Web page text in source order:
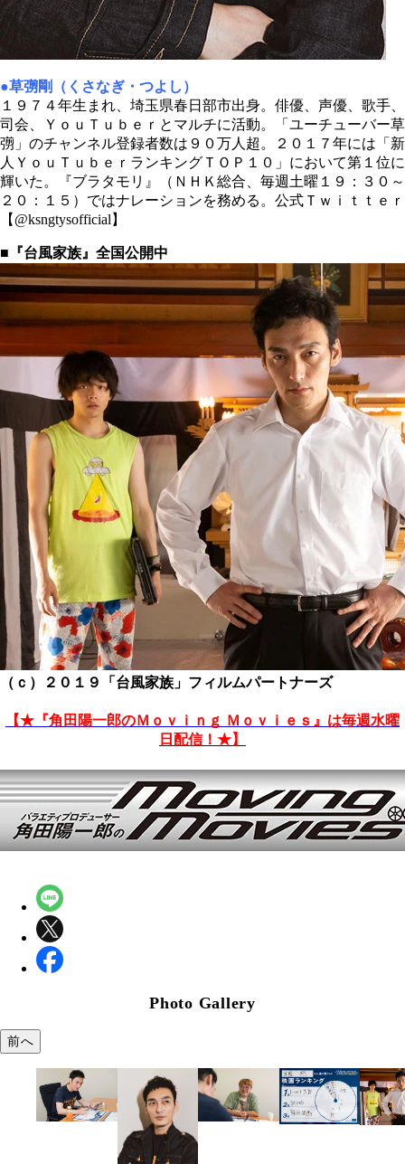
●草彅剛（くさなぎ・つよし）
１９７４年生まれ、埼玉県春日部市出身。俳優、声優、歌手、
司会、ＹｏｕＴｕｂｅｒとマルチに活動。「ユーチューバー草
彅」のチャンネル登録者数は９０万人超。２０１７年には「新
人ＹｏｕＴｕｂｅｒランキングＴＯＰ１０」において第１位に
輝いた。『ブラタモリ』（ＮＨＫ総合、毎週土曜１９：３０～
２０：１５）ではナレーションを務める。公式Ｔｗｉｔｔｅｒ
【@ksngtysofficial】
■『台風家族』全国公開中
（ｃ）２０１９「台風家族」フィルムパートナーズ
【★『角田陽一郎のＭｏｖｉｎｇ Ｍｏｖｉｅｓ』は毎週水曜
日配信！★】
Photo Gallery
前へ